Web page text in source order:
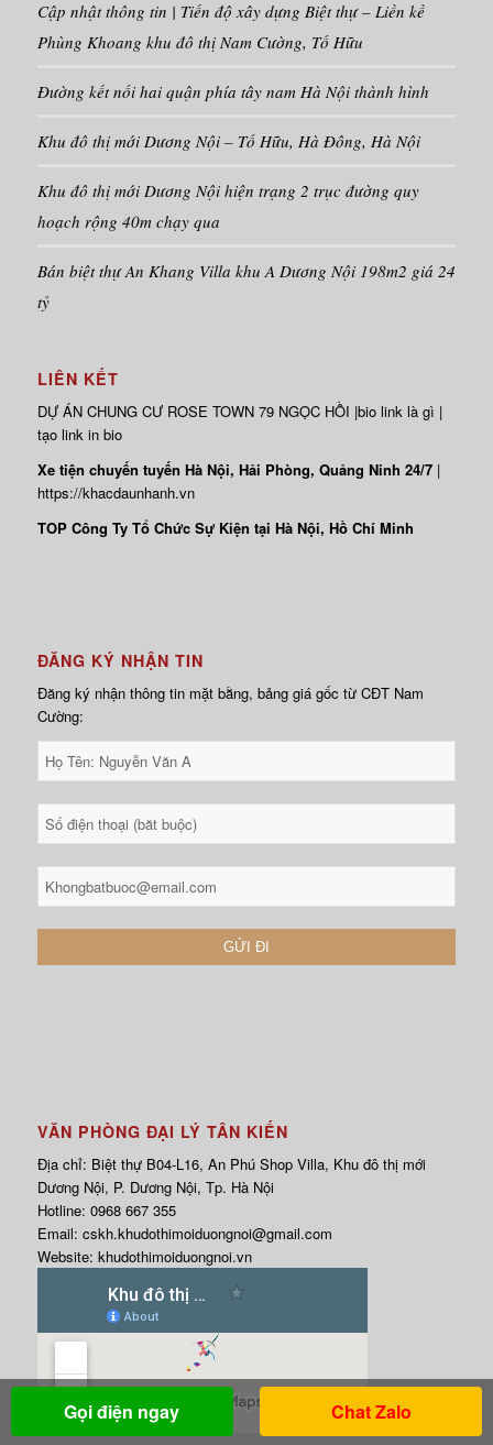
Cập nhật thông tin | Tiến độ xây dựng Biệt thự – Liền kề
Phùng Khoang khu đô thị Nam Cường, Tố Hữu
Đường kết nối hai quận phía tây nam Hà Nội thành hình
Khu đô thị mới Dương Nội – Tố Hữu, Hà Đông, Hà Nội
Khu đô thị mới Dương Nội hiện trạng 2 trục đường quy
hoạch rộng 40m chạy qua
Bán biệt thự An Khang Villa khu A Dương Nội 198m2 giá 24
tỷ
LIÊN KẾT
DỰ ÁN CHUNG CƯ ROSE TOWN79 NGỌC HỒI |bio link là gì |
tạo link in bio
Xe tiện chuyến tuyến Hà Nội, Hải Phòng, Quảng Ninh 24/7 |
https://khacdaunhanh.vn
TOP Công Ty Tổ Chức Sự Kiện tại Hà Nội, Hồ Chí Minh
ĐĂNG KÝ NHẬN TIN
Đăng ký nhận thông tin mặt bằng, bảng giá gốc từ CĐT Nam
Cường:
VĂN PHÒNG ĐẠI LÝ TÂN KIẾN
Địa chỉ: Biệt thự B04-L16, An Phú Shop Villa, Khu đô thị mới
Dương Nội, P. Dương Nội, Tp. Hà Nội
Hotline: 0968 667 355
Email: cskh.khudothimoiduongnoi@gmail.com
Website: khudothimoiduongnoi.vn
Gọi điện ngay Chat Zalo